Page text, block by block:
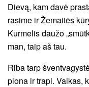
Dievą, kam davė
rasime ir Žemaitės
Kurmelis daužo
man, taip aš tau.
Riba tarp
plona ir trapi. Vaikas,